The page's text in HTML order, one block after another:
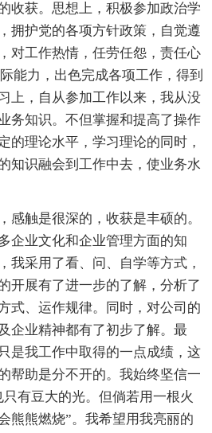
收获。思想上，积极参加政治学
拥护党的各项方针政策，自觉遵
对工作热情，任劳任怨，责任心
能力，出色完成各项工作，得到
上，自从参加工作以来，我从没
务知识。不但掌握和提高了操作
的理论水平，学习理论的同时，
知识融会到工作中去，使业务水
感触是很深的，收获是丰硕的。
企业文化和企业管理方面的知
我采用了看、问、自学等方式，
开展有了进一步的了解，分析了
式、运作规律。同时，对公司的
企业精神都有了初步了解。最
是我工作中取得的一点成绩，这
帮助是分不开的。我始终坚信一
有豆大的光。但倘若用一根火
熊熊燃烧”。我希望用我亮丽的